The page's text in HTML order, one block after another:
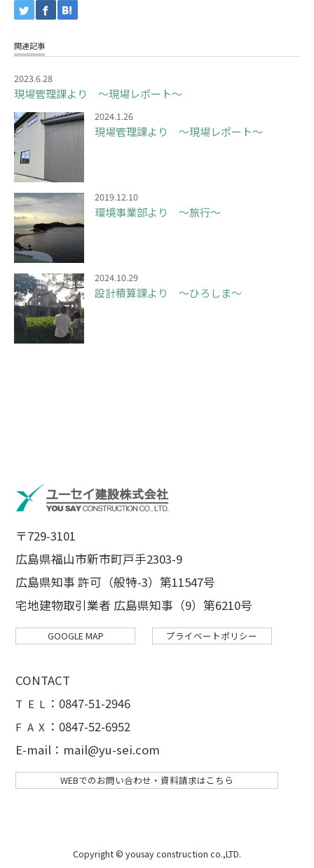
関連記事
2023.6.28
現場管理課より ～現場レポート～
2024.1.26
現場管理課より ～現場レポート～
2019.12.10
環境事業部より ～旅行～
2024.10.29
設計積算課より ～ひろしま～
〒729-3101
広島県福山市新市町戸手2303-9
広島県知事 許可（般特-3）第11547号
宅地建物取引業者 広島県知事（9）第6210号
GOOGLE MAP プライベートポリシー
CONTACT
T E L ： 0847-51-2946
F A X ：0847-52-6952
E-mail：mail@yu-sei.com
WEBでのお問い合わせ・資料請求はこちら
Copyright © yousay construction co.,LTD.